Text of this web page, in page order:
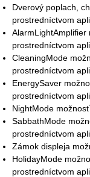
Dverový poplach,
prostredníctvom
AlarmLightAmplifier
prostredníctvom
CleaningMode
prostredníctvom
EnergySaver
prostredníctvom
NightMode
SabbathMode
prostredníctvom
Zámok displeja
HolidayMode
prostredníctvom